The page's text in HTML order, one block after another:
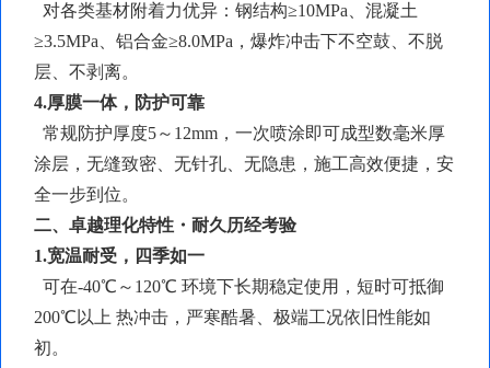
对各类基材附着力优异：钢结构≥10MPa、混凝土
≥3.5MPa、铝合金≥8.0MPa，爆炸冲击下不空鼓、不脱
层、不剥离。
4.厚膜一体，防护可靠
常规防护厚度5～12mm，一次喷涂即可成型数毫米厚
涂层，无缝致密、无针孔、无隐患，施工高效便捷，安
全一步到位。
二、卓越理化特性・耐久历经考验
1.宽温耐受，四季如一
可在-40℃～120℃ 环境下长期稳定使用，短时可抵御
200℃以上 热冲击，严寒酷暑、极端工况依旧性能如
初。